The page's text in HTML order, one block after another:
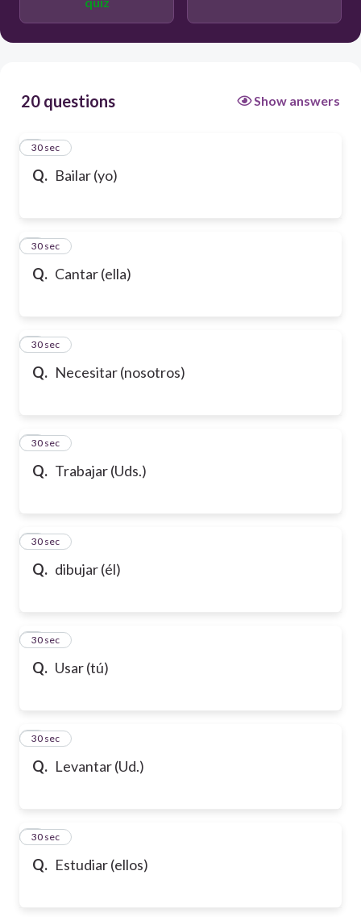
20 questions Show answers
Q. Bailar (yo)
1
30 sec
Q. Cantar (ella)
2
30 sec
Q. Necesitar (nosotros)
3
30 sec
Q. Trabajar (Uds.)
4
30 sec
Q. dibujar (él)
5
30 sec
Q. Usar (tú)
6
30 sec
Q. Levantar (Ud.)
7
30 sec
Q. Estudiar (ellos)
8
30 sec